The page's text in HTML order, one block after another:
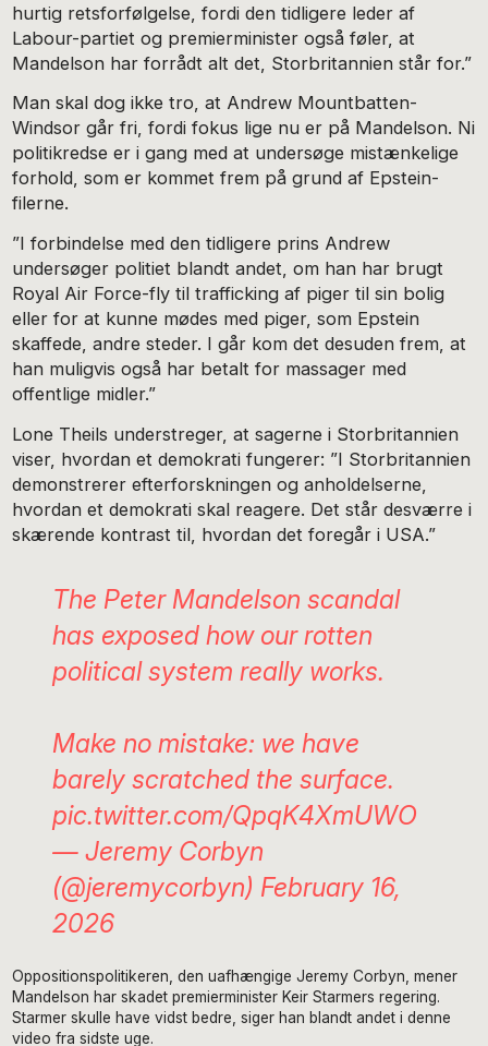
hurtig retsforfølgelse, fordi den tidligere leder af
Labour-partiet og premierminister også føler, at
Mandelson har forrådt alt det, Storbritannien står for.”
Man skal dog ikke tro, at Andrew Mountbatten-
Windsor går fri, fordi fokus lige nu er på Mandelson. Ni
politikredse er i gang med at undersøge mistænkelige
forhold, som er kommet frem på grund af Epstein-
filerne.
”I forbindelse med den tidligere prins Andrew
undersøger politiet blandt andet, om han har brugt
Royal Air Force-fly til trafficking af piger til sin bolig
eller for at kunne mødes med piger, som Epstein
skaffede, andre steder. I går kom det desuden frem, at
han muligvis også har betalt for massager med
offentlige midler.”
Lone Theils understreger, at sagerne i Storbritannien
viser, hvordan et demokrati fungerer: ”I Storbritannien
demonstrerer efterforskningen og anholdelserne,
hvordan et demokrati skal reagere. Det står desværre i
skærende kontrast til, hvordan det foregår i USA.”
The Peter Mandelson scandal
has exposed how our rotten
political system really works.
Make no mistake: we have
barely scratched the surface.
pic.twitter.com/QpqK4XmUWO
— Jeremy Corbyn
(@jeremycorbyn) February 16,
2026
Oppositionspolitikeren, den uafhængige Jeremy Corbyn, mener
Mandelson har skadet premierminister Keir Starmers regering.
Starmer skulle have vidst bedre, siger han blandt andet i denne
video fra sidste uge.